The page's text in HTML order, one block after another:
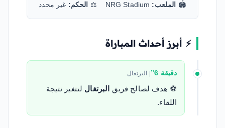
🏟️ الملعب: ⚖️ الحكم: غير محدد
⚡ أبرز أحداث المباراة
دقيقة 6” | البرتغال
⚽ هدف لصالح فريق البرتغال لتتغير نتيجة
اللقاء.